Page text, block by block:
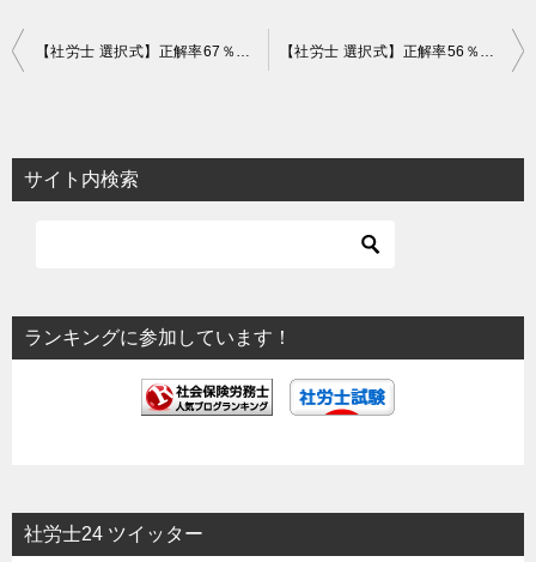
投
ビ
ゲ
ョ
ン
【社労士 選択式】正解率67％！労働時間規制の適用除外者【労基】 【社労士 選択式】正解率56％！年次有給休暇の付与日数【労基】
サイト内検索
ランキングに参加しています！
社労士24 ツイッター